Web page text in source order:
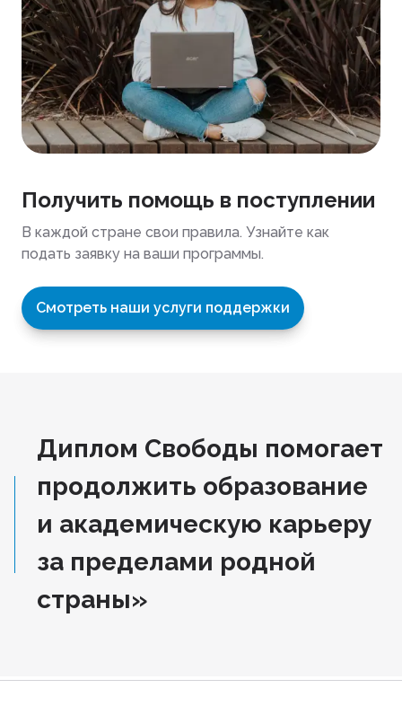
Получить помощь в поступлении
В каждой стране свои правила. Узнайте как
подать заявку на ваши программы.
Смотреть наши услуги поддержки
Диплом Свободы помогает
продолжить образование
и академическую карьеру
за пределами родной
страны»